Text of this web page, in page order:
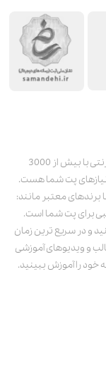
پت استور به عنوان یکی از قدیمی‌ترین پت شاپ های اینترنتی با بیش از 3000
نیازهای پت شما هست.
معتبر مانند:
برای پت شما است.
و در سریع ترین زمان
و ویدیوهای آموزشی
خود را آموزش ببینید.